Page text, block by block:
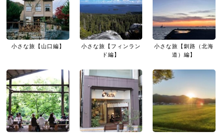
小さな旅【山口編】
小さな旅【フィンラン
ド編】
小さな旅【釧路（北海
道）編】